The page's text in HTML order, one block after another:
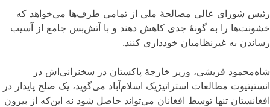
رئیس شورای عالی مصالحۀ ملی از تمامی طرف‌ها می‌خواهد که
خشونت‌ها را به گونۀ جدی کاهش دهند و با آتش‌بس جامع از آسیب
رساندن به غیرنظامیان خودداری کنند.
شاه‌محمود قریشی، وزیر خارجۀ پاکستان در سخنرانی‌اش در
انستیتیوت مطالعات استراتیژیک اسلام‌‌آباد می‌گوید، یک صلح پایدار در
افغانستان تنها توسط افغانان می‌‌تواند حاصل شود نه این‌که از بیرون